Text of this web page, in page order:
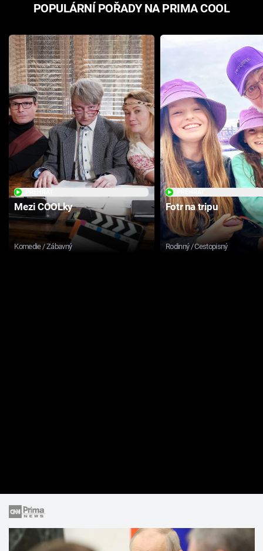
POPULÁRNÍ POŘADY NA PRIMA COOL
Mezi COOLky
Komedie / Zábavný
Fotr na tripu
Rodinný / Cestopisný